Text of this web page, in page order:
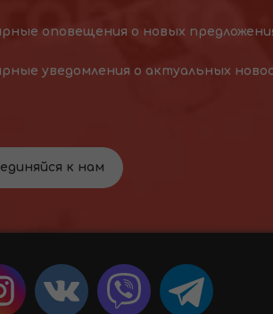
оповещения о новых
уведомления о актуальных
к нам